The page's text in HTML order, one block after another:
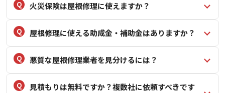
火災保険は屋根修理に使えますか？
屋根修理に使える助成金・補助金はありますか？
悪質な屋根修理業者を見分けるには？
見積もりは無料ですか？複数社に依頼すべきです